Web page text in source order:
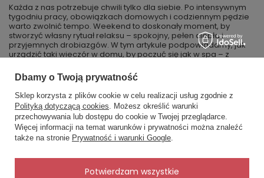
Każda z nas potrzebuje chwili tylko dla siebie. Po intensywnym
tygodniu pracy, obowiązkach domowych i codziennym pędzie
warto zwolnić tempo. Weekend to doskonały moment, by
stworzyć własny rytuał relaksu – spokojny, pełen ciepła i
przyjemnych drobiazgów. W tym artykule podpowiadamy, jak
urządzić taki wieczór w domu, by poczuć się jak w spa – z
Czytaj więcej
Modne trendy bielizny i piżam na sezon jesień-
zima 2025/2026
×
✨ Asystent zakupowy
Napisz czego szukasz — pokażę
gotowe propozycje.
Dbamy o Twoją prywatność
Sklep korzysta z plików cookie w celu realizacji usług zgodnie z
Polityką dotyczącą cookies. Możesz określić warunki
przechowywania lub dostępu do cookie w Twojej przeglądarce.
Więcej informacji na temat warunków i prywatności można znaleźć
także na stronie Prywatność i warunki Google.
Potwierdzam wszystkie